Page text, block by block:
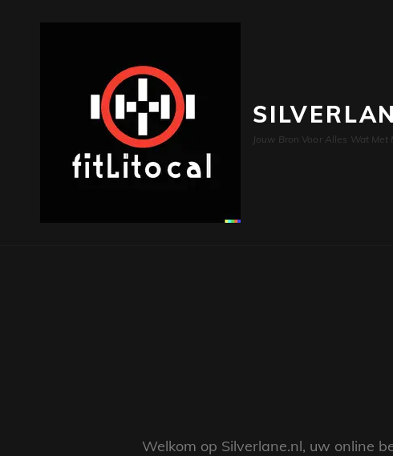
Jouw Bron Voor Alles Wat
Welkom op Silverlane.nl, uw online